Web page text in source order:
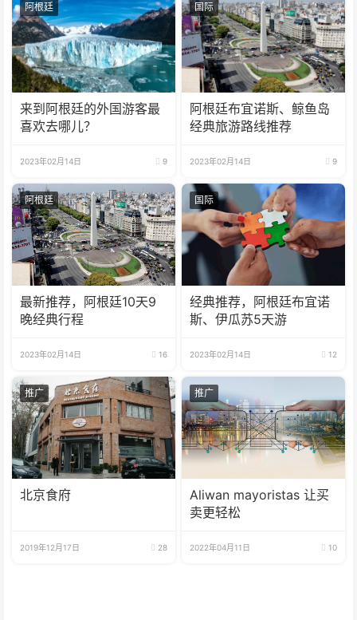
阿根廷
来到阿根廷的外国游客最
喜欢去哪儿？
2023年02月14日 9
国际
阿根廷布宜诺斯、鲸鱼岛
经典旅游路线推荐
2023年02月14日 9
阿根廷
最新推荐，阿根廷10天9
晚经典行程
2023年02月14日 16
国际
经典推荐，阿根廷布宜诺
斯、伊瓜苏5天游
2023年02月14日 12
推广
北京食府
2019年12月17日 28
推广
Aliwan mayoristas 让买
卖更轻松
2022年04月11日 10